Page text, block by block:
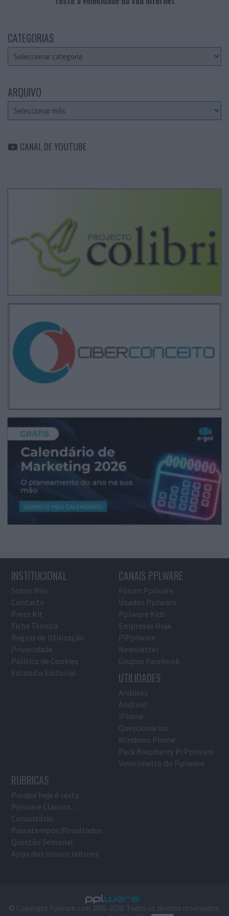
CATEGORIAS
Categorias
ARQUIVO
Arquivo
CANAL DE YOUTUBE
INSTITUCIONAL
Sobre Nós
Contacto
Press Kit
Ficha Técnica
Regras de Utilização
Privacidade
Política de Cookies
Estatuto Editorial
CANAIS PPLWARE
Fórum Pplware
Usados Pplware
Pplware Kids
Empresas Hoje
PiPplware
Newsletter
Grupos Facebook
UTILIDADES
Análises
Android
iPhone
Questionários
Windows Phone
Pack Raspberry Pi Pplware
Velocímetro do Pplware
RUBRICAS
Porque hoje é sexta
Pplware Classics…
Consultório
Passatempos/Resultados
Questão Semanal
Apps dos nossos leitores
© Copyright Pplware.com 2005-2026. Todos os direitos reservados.